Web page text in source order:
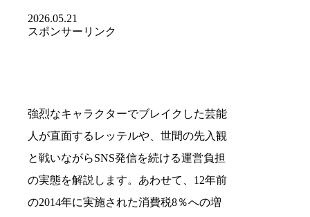
2026.05.21
スポンサーリンク
強烈なキャラクターでブレイクした芸能
人が直面するレッテルや、世間の先入観
と戦いながらSNS発信を続ける運営負担
の実態を解説します。あわせて、12年前
の2014年に実施された消費税8％への増